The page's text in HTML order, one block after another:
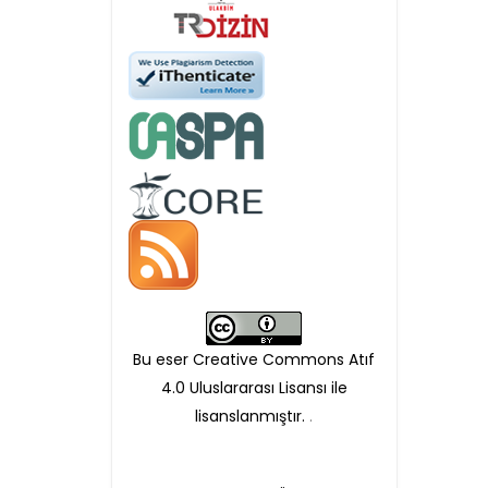
Öndenetimden geçen
makaleler için, 100 Avro
Makale İşletim Ücreti (APC)
alınmaktadır.
Hakem sürecine alınacak
makaleler için yazarlara
APC ödeme bilgi mesajı
APC bilgi mesajı
Bu eser Creative Commons Atıf
4.0 Uluslararası Lisansı ile
lisanslanmıştır. .